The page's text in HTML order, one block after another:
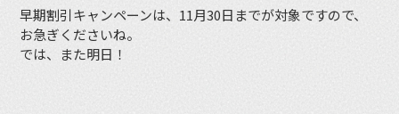
早期割引キャンペーンは、11月30日までが対象ですので、
お急ぎくださいね。
では、また明日！